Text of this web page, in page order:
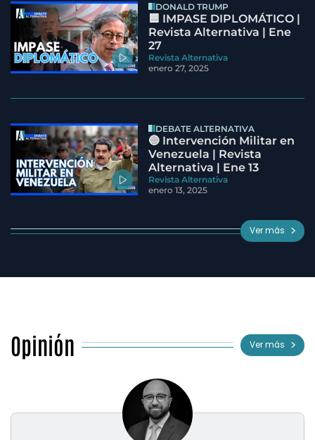
DONALD TRUMP
🟦 IMPASE DIPLOMÁTICO |
Revista Alternativa | Ene
27
Revista Alternativa
enero 27, 2025
DEBATE ALTERNATIVA
🔵 Intervención Militar en
Venezuela | Revista
Alternativa | Ene 13
Revista Alternativa
enero 13, 2025
Ver más
Opinión Ver más